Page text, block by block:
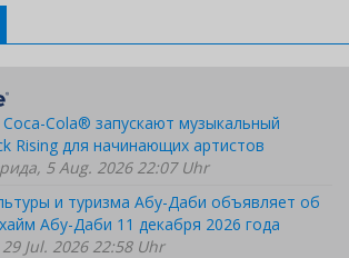
Coca-Cola® запускают музыкальный
Rising для начинающих артистов
5 Aug. 2026 22:07 Uhr
и туризма Абу-Даби объявляет об
Абу-Даби 11 декабря 2026 года
Jul. 2026 22:58 Uhr